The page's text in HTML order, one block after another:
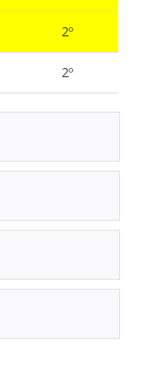
2º
2º